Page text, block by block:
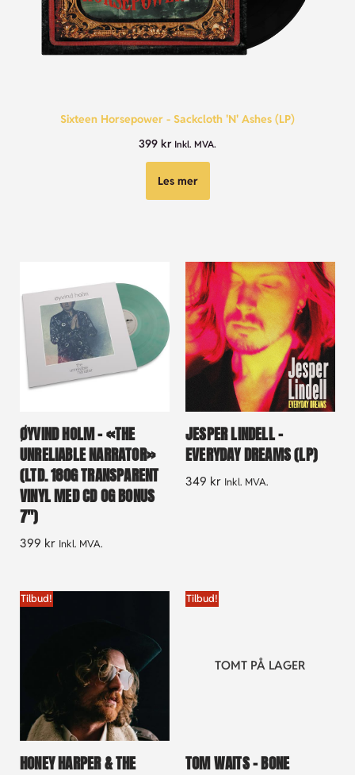
Sixteen Horsepower - Sackcloth 'N' Ashes (LP)
399 kr Inkl. MVA.
Les mer
ØYVIND HOLM – «THE
UNRELIABLE NARRATOR»
(LTD. 180G TRANSPARENT
VINYL MED CD OG BONUS
7″)
399 kr Inkl. MVA.
JESPER LINDELL –
EVERYDAY DREAMS (LP)
349 kr Inkl. MVA.
Tilbud!
HONEY HARPER & THE
TOMT PÅ LAGER
Tilbud!
TOM WAITS – BONE